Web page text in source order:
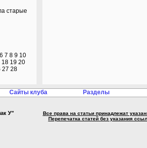
старые
6 7 8 9 10
18 19 20
27 28
Сайты клуба Разделы
У"
Все права на статьи принадлежат
Перепечатка статей без указания